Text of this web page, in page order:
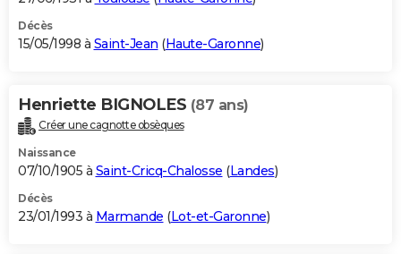
Décès
15/05/1998 à Saint-Jean (Haute-Garonne)
Henriette BIGNOLES (87 ans)
Créer une cagnotte obsèques
Naissance
07/10/1905 à Saint-Cricq-Chalosse (Landes)
Décès
23/01/1993 à Marmande (Lot-et-Garonne)